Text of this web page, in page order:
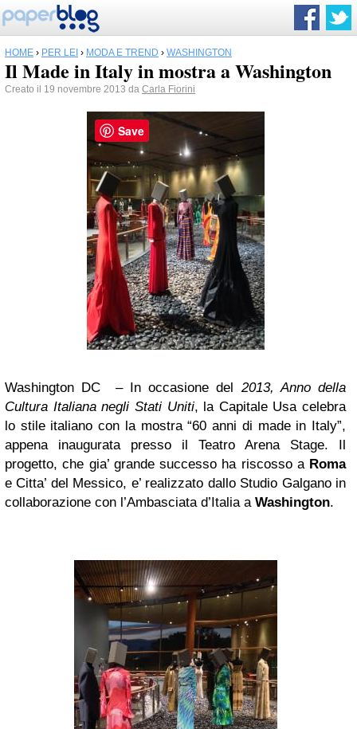
HOME › PER LEI › MODA E TREND › WASHINGTON
Il Made in Italy in mostra a Washington
Creato il 19 novembre 2013 da Carla Fiorini
Washington DC – In occasione del 2013, Anno della
Cultura Italiana negli Stati Uniti, la Capitale Usa celebra
lo stile italiano con la mostra “60 anni di made in Italy”,
appena inaugurata presso il Teatro Arena Stage. Il
progetto, che gia’ grande successo ha riscosso a Roma
e Citta’ del Messico, e’ realizzato dallo Studio Galgano in
collaborazione con l’Ambasciata d’Italia a Washington.
Save